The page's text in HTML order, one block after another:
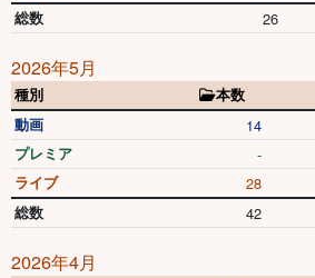
総数 26
2026年5月
種別 本数
動画
14
プレミア -
ライブ 28
総数 42
2026年4月